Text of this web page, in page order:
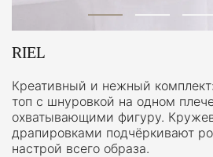
RIEL
Креативный и нежный
топ с шнуровкой на одном
охватывающими фигуру.
драпировками подчёркивают
настрой всего образа.